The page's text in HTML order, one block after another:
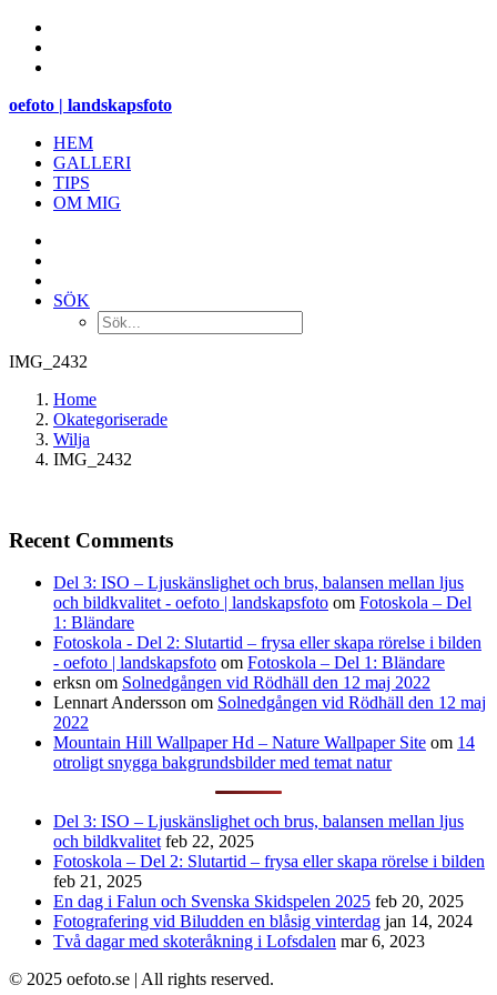
oefoto | landskapsfoto
HEM
GALLERI
TIPS
OM MIG
SÖK
IMG_2432
Home
Okategoriserade
Wilja
IMG_2432
Recent Comments
Del 3: ISO – Ljuskänslighet och brus, balansen mellan ljus
och bildkvalitet - oefoto | landskapsfoto om Fotoskola – Del
1: Bländare
Fotoskola - Del 2: Slutartid – frysa eller skapa rörelse i bilden
- oefoto | landskapsfoto om Fotoskola – Del 1: Bländare
erksn om Solnedgången vid Rödhäll den 12 maj 2022
Lennart Andersson om Solnedgången vid Rödhäll den 12 maj
2022
Mountain Hill Wallpaper Hd – Nature Wallpaper Site om 14
otroligt snygga bakgrundsbilder med temat natur
Del 3: ISO – Ljuskänslighet och brus, balansen mellan ljus
och bildkvalitet feb 22, 2025
Fotoskola – Del 2: Slutartid – frysa eller skapa rörelse i bilden
feb 21, 2025
En dag i Falun och Svenska Skidspelen 2025 feb 20, 2025
Fotografering vid Biludden en blåsig vinterdag jan 14, 2024
Två dagar med skoteråkning i Lofsdalen mar 6, 2023
© 2025 oefoto.se | All rights reserved.